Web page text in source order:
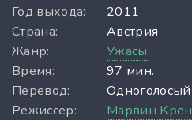
Год выхода:
2011
Страна:
Австрия
Жанр:
Ужасы
Время:
97 мин.
Перевод:
Одноголосый
Режиссер:
Марвин Крен